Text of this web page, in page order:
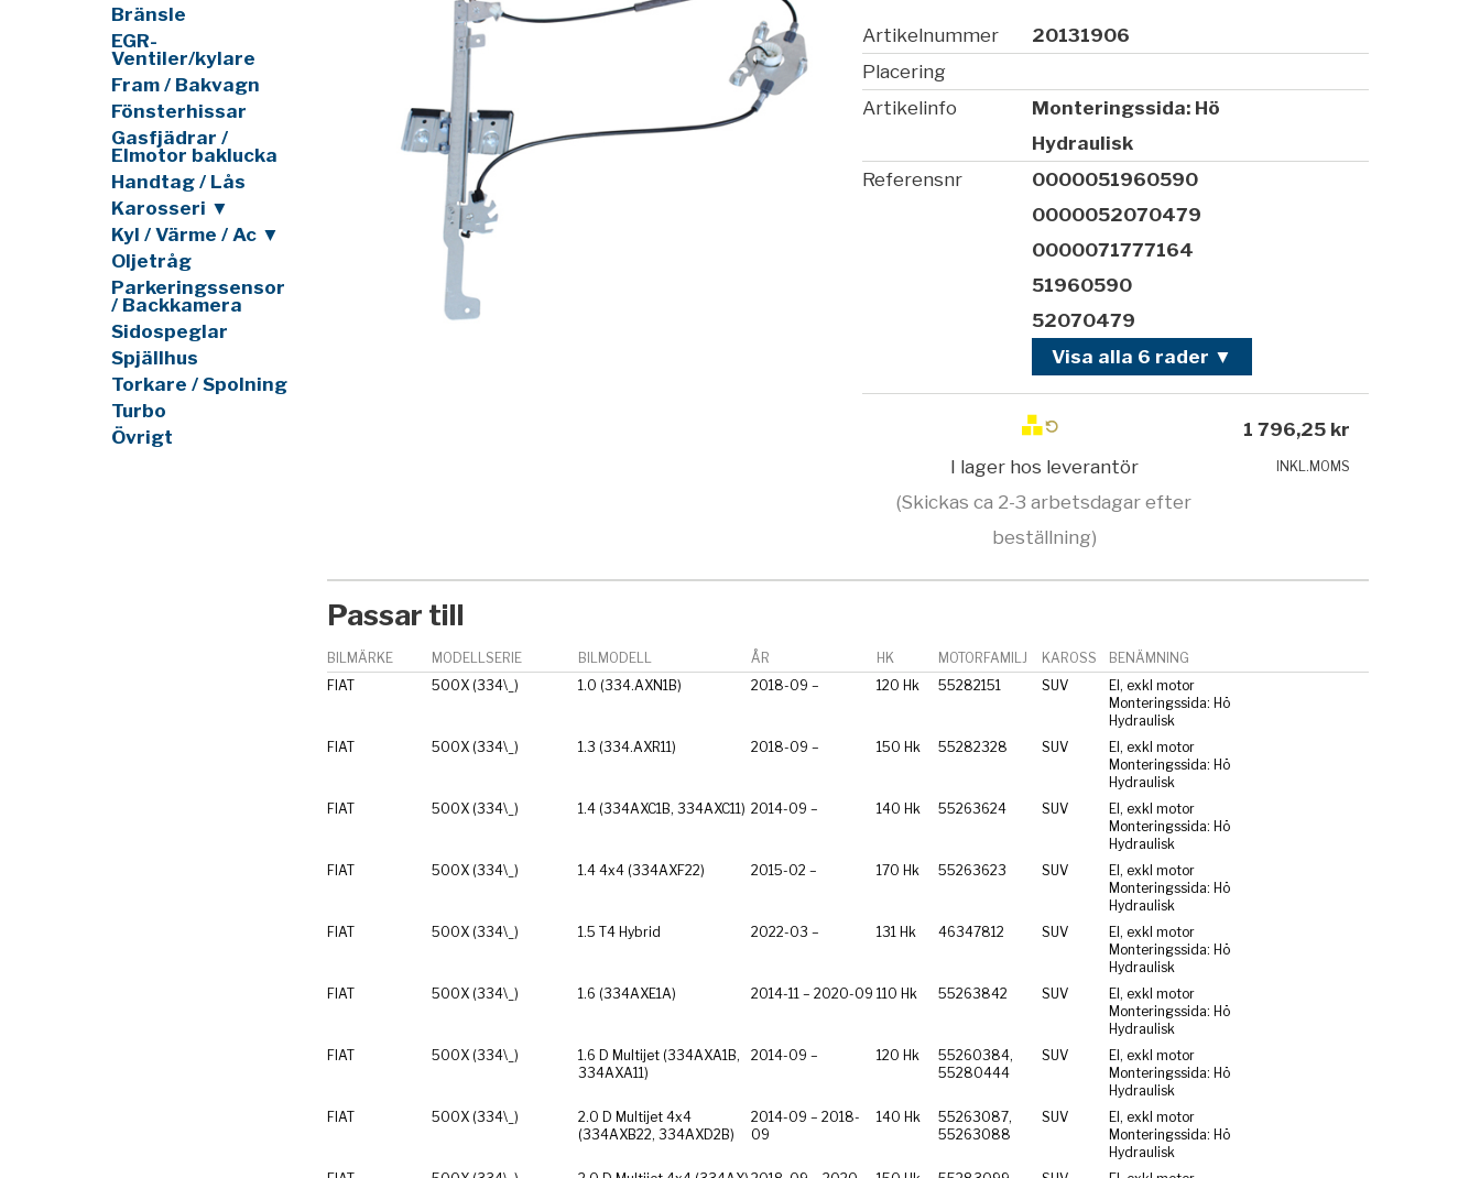
Bränsle
EGR-
Ventiler/kylare
Fram / Bakvagn
Fönsterhissar
Gasfjädrar /
Elmotor baklucka
Handtag / Lås
Karosseri ▼
Kyl / Värme / Ac ▼
Oljetråg
Parkeringssensor
/ Backkamera
Sidospeglar
Spjällhus
Torkare / Spolning
Turbo
Övrigt
Artikelnummer
20131906
Placering
Artikelinfo
Monteringssida: Hö
Hydraulisk
Referensnr
0000051960590
0000052070479
0000071777164
51960590
52070479
Visa alla 6 rader ▼
I lager hos leverantör
(Skickas ca 2-3 arbetsdagar efter
beställning)
1 796,25 kr
INKL.MOMS
Passar till
BILMÄRKE MODELLSERIE BILMODELL ÅR HK MOTORFAMILJ KAROSS
BENÄMNING
FIAT
500X (334\_) 1.0 (334.AXN1B) 2018-09 – 120 Hk 55282151 SUV
El, exkl motor
Monteringssida: Hö
Hydraulisk
FIAT
500X (334\_) 1.3 (334.AXR11) 2018-09 – 150 Hk 55282328 SUV
El, exkl motor
Monteringssida: Hö
Hydraulisk
FIAT
500X (334\_) 1.4 (334AXC1B, 334AXC11) 2014-09 – 140 Hk 55263624 SUV
El, exkl motor
Monteringssida: Hö
Hydraulisk
FIAT
500X (334\_) 1.4 4x4 (334AXF22) 2015-02 – 170 Hk 55263623 SUV
El, exkl motor
Monteringssida: Hö
Hydraulisk
FIAT
500X (334\_) 1.5 T4 Hybrid 2022-03 – 131 Hk 46347812 SUV
El, exkl motor
Monteringssida: Hö
Hydraulisk
FIAT
500X (334\_) 1.6 (334AXE1A) 2014-11 – 2020-09 110 Hk 55263842 SUV
El, exkl motor
Monteringssida: Hö
Hydraulisk
FIAT
500X (334\_)
1.6 D Multijet (334AXA1B,
334AXA11)
2014-09 – 120 Hk
55260384,
55280444
SUV
El, exkl motor
Monteringssida: Hö
Hydraulisk
FIAT
500X (334\_)
2.0 D Multijet 4x4
(334AXB22, 334AXD2B)
2014-09 – 2018-
09
140 Hk
55263087,
55263088
SUV
El, exkl motor
Monteringssida: Hö
Hydraulisk